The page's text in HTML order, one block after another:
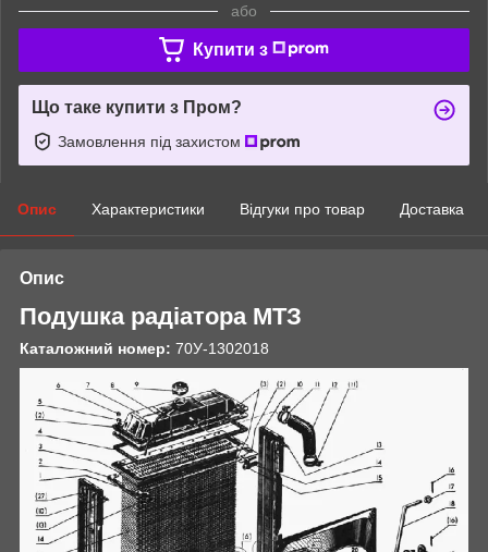
або
Купити з
Що таке купити з Пром?
Замовлення під захистом
Опис Характеристики Відгуки про товар Доставка
Опис
Подушка радіатора МТЗ
Каталожний номер: 70У-1302018